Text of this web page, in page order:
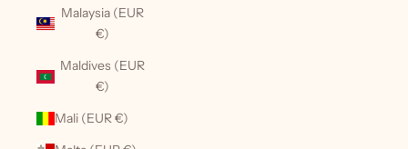
Malaysia (EUR
€)
Maldives (EUR
€)
Mali (EUR €)